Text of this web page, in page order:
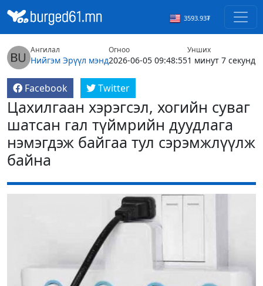
3593.93₮
Ангилал
Нийгэм Эрүүл мэнд
Огноо
2026-06-05 09:48:55
Унших
1 минут 7 секунд
Facebook Twitter
Цахилгаан хэрэгсэл, хогийн суваг
шатсан гал түймрийн дуудлага
нэмэгдэж байгаа тул сэрэмжлүүлж
байна